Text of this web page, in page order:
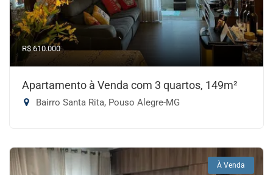
R$ 610.000
Apartamento à Venda com 3 quartos, 149m²
Bairro Santa Rita, Pouso Alegre-MG
À Venda